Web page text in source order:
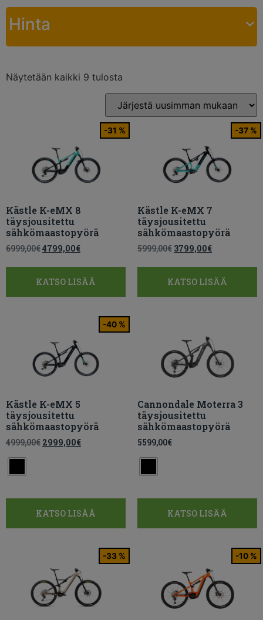
Hinta
Näytetään kaikki 9 tulosta
-31 %
Kästle K-eMX 8
täysjousitettu
sähkömaastopyörä
6999,00€4799,00€
KATSO LISÄÄ
-37 %
Kästle K-eMX 7
täysjousitettu
sähkömaastopyörä
5999,00€ 3799,00€
KATSO LISÄÄ
-40 %
Kästle K-eMX 5
täysjousitettu
sähkömaastopyörä
4999,00€ 2999,00€
KATSO LISÄÄ
Cannondale Moterra 3
täysjousitettu
sähkömaastopyörä
5599,00€
KATSO LISÄÄ
-33 % -10 %